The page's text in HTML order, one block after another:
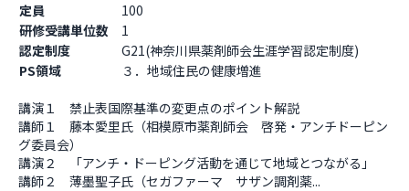
定員
100
研修受講単位数
1
認定制度
G21(神奈川県薬剤師会生涯学習認定制度)
PS領域
３．地域住民の健康増進
講演１　禁止表国際基準の変更点のポイント解説
講師１　藤本愛里氏（相模原市薬剤師会　啓発・アンチドーピン
グ委員会）
講演２　「アンチ・ドーピング活動を通じて地域とつながる」
講師２　薄墨聖子氏（セガファーマ　サザン調剤薬...